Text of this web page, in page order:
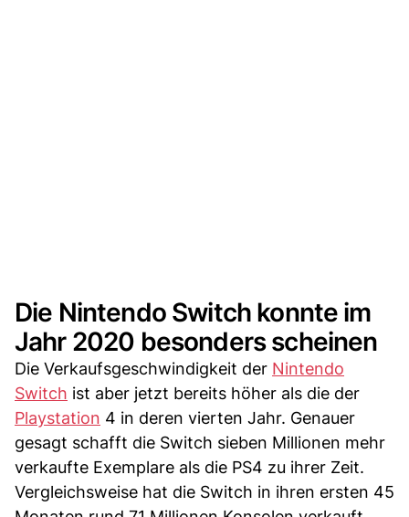
Die Nintendo Switch konnte im
Jahr 2020 besonders scheinen
Die Verkaufsgeschwindigkeit der Nintendo
Switch ist aber jetzt bereits höher als die der
Playstation 4 in deren vierten Jahr. Genauer
gesagt schafft die Switch sieben Millionen mehr
verkaufte Exemplare als die PS4 zu ihrer Zeit.
Vergleichsweise hat die Switch in ihren ersten 45